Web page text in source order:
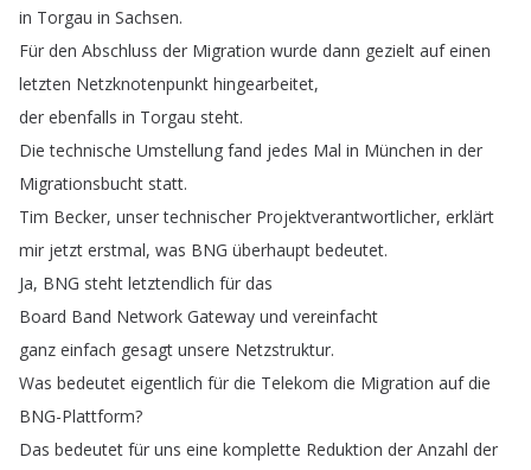
in Torgau in Sachsen.
Für den Abschluss der Migration wurde dann gezielt auf einen
letzten Netzknotenpunkt hingearbeitet,
der ebenfalls in Torgau steht.
Die technische Umstellung fand jedes Mal in München in der
Migrationsbucht statt.
Tim Becker, unser technischer Projektverantwortlicher, erklärt
mir jetzt erstmal, was BNG überhaupt bedeutet.
Ja, BNG steht letztendlich für das
Board Band Network Gateway und vereinfacht
ganz einfach gesagt unsere Netzstruktur.
Was bedeutet eigentlich für die Telekom die Migration auf die
BNG-Plattform?
Das bedeutet für uns eine komplette Reduktion der Anzahl der